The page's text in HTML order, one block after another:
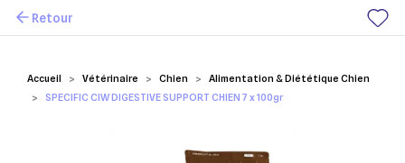
Mes favoris
Accueil Vétérinaire Chien
Alimentation & Diététique Chien
SPECIFIC CIW DIGESTIVE SUPPORT CHIEN 7 x 100gr
Retour